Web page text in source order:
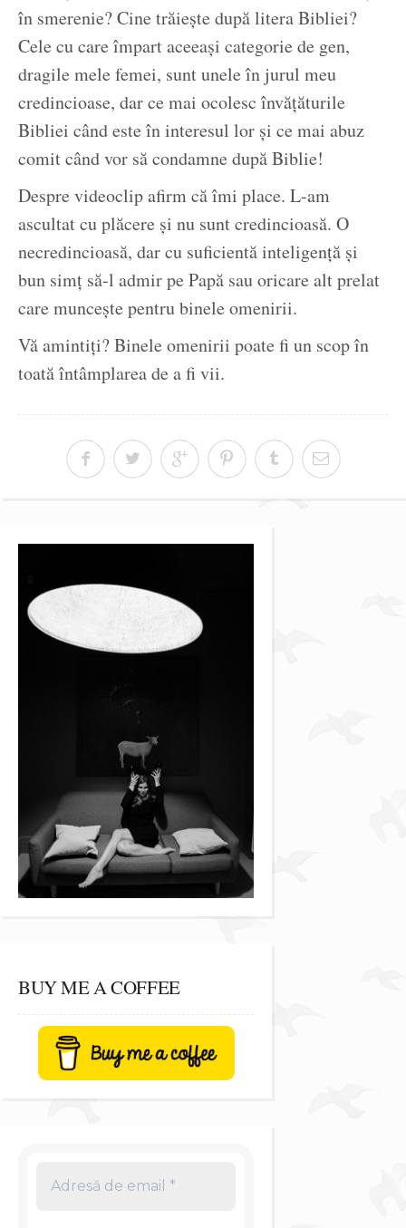
în smerenie? Cine trăiește după litera Bibliei?
Cele cu care împart aceeași categorie de gen,
dragile mele femei, sunt unele în jurul meu
credincioase, dar ce mai ocolesc învățăturile
Bibliei când este în interesul lor și ce mai abuz
comit când vor să condamne după Biblie!
Despre videoclip afirm că îmi place. L-am
ascultat cu plăcere și nu sunt credincioasă. O
necredincioasă, dar cu suficientă inteligență și
bun simț să-l admir pe Papă sau oricare alt prelat
care muncește pentru binele omenirii.
Vă amintiți? Binele omenirii poate fi un scop în
toată întâmplarea de a fi vii.
BUY ME A COFFEE